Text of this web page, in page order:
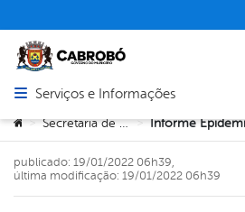
Abrir menu principal de navegação
Serviços e Informações
Você está aqui:
> Secretaria de Saúde >
publicado: 19/01/2022 06h39,
última modificação: 19/01/2022 06h39